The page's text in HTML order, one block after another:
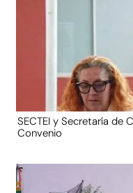
SECTEI y Secretaría de
Convenio